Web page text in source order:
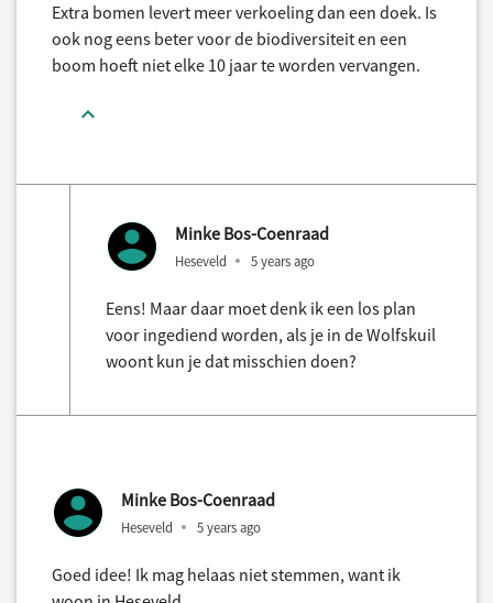
Extra bomen levert meer verkoeling dan een doek. Is
ook nog eens beter voor de biodiversiteit en een
boom hoeft niet elke 10 jaar te worden vervangen.
Minke Bos-Coenraad
Heseveld 5 years ago
Eens! Maar daar moet denk ik een los plan
voor ingediend worden, als je in de Wolfskuil
woont kun je dat misschien doen?
Minke Bos-Coenraad
Heseveld 5 years ago
Goed idee! Ik mag helaas niet stemmen, want ik